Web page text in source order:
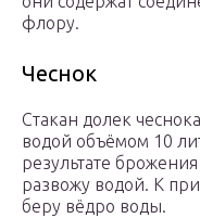
флору.
Чеснок
Стакан долек
водой объёмом 10
результате
развожу водой. К
беру вёдро воды.